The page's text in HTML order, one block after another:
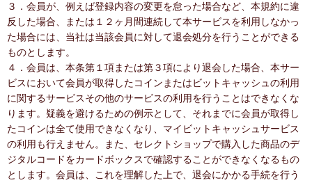
３．会員が、例えば登録内容の変更を怠った場合など、本規約に違
反した場合、または１２ヶ月間連続して本サービスを利用しなかっ
た場合には、当社は当該会員に対して退会処分を行うことができる
ものとします。
４．会員は、本条第１項または第３項により退会した場合、本サー
ビスにおいて会員が取得したコインまたはビットキャッシュの利用
に関するサービスその他のサービスの利用を行うことはできなくな
ります。疑義を避けるための例示として、それまでに会員が取得し
たコインは全て使用できなくなり、マイビットキャッシュサービス
の利用も行えません。また、セレクトショップで購入した商品のデ
ジタルコードをカードボックスで確認することができなくなるもの
とします。会員は、これを理解した上で、退会にかかる手続を行う